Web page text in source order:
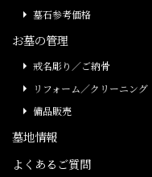
墓石参考価格
お墓の管理
戒名彫り／ご納骨
リフォーム／クリーニング
備品販売
墓地情報
よくあるご質問